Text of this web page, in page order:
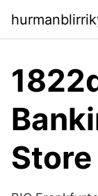
Store